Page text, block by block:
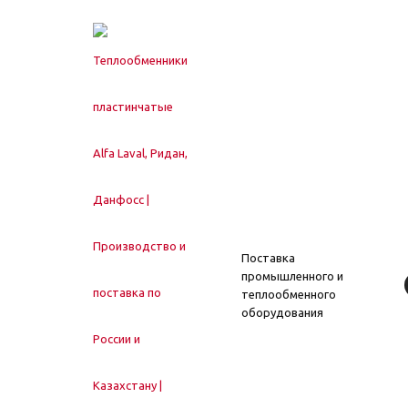
Поставка
промышленного и
теплообменного
оборудования